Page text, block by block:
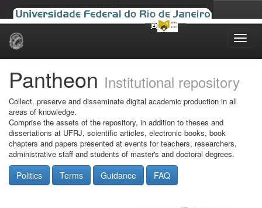
Skip
Pantheon Institutional repository
Collect, preserve and disseminate digital academic production in all
areas of knowledge.
Comprise the assets of the repository, in addition to theses and
dissertations at UFRJ, scientific articles, electronic books, book
chapters and papers presented at events for teachers, researchers,
administrative staff and students of master's and doctoral degrees.
Politics Terms Guidance FAQ